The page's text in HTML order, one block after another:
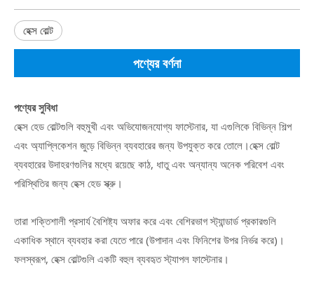
হেক্স বোল্ট
পণ্যের বর্ণনা
পণ্যের সুবিধা
হেক্স হেড বোল্টগুলি বহুমুখী এবং অভিযোজনযোগ্য ফাস্টেনার, যা এগুলিকে বিভিন্ন শিল্প
এবং অ্যাপ্লিকেশন জুড়ে বিভিন্ন ব্যবহারের জন্য উপযুক্ত করে তোলে।হেক্স বোল্ট
ব্যবহারের উদাহরণগুলির মধ্যে রয়েছে কাঠ, ধাতু এবং অন্যান্য অনেক পরিবেশ এবং
পরিস্থিতির জন্য হেক্স হেড স্ক্রু।
তারা শক্তিশালী প্রসার্য বৈশিষ্ট্য অফার করে এবং বেশিরভাগ স্ট্যান্ডার্ড প্রকারগুলি
একাধিক স্থানে ব্যবহার করা যেতে পারে (উপাদান এবং ফিনিশের উপর নির্ভর করে)।
ফলস্বরূপ, হেক্স বোল্টগুলি একটি বহুল ব্যবহৃত স্ট্যাপল ফাস্টেনার।